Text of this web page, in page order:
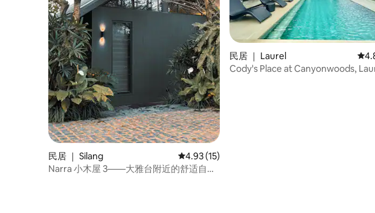
民居 ｜ Silang 平均评分 4.93 分（满分 5 分），共 15 条评价
4.93 (15)
Narra 小木屋 3——大雅台附近的舒适自然
民居 ｜ Laurel 平
Cody's Place at Canyonwoods,